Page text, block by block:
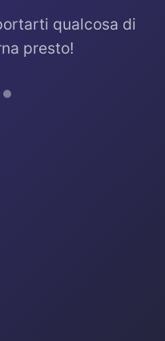
qualcosa di
presto!